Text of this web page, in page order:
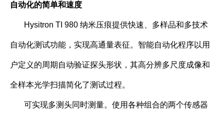
自动化的简单和速度
Hysitron TI 980 纳米压痕提供快速、多样品和多技术
自动化测试功能，实现高通量表征。智能自动化程序以用
户定义的周期自动验证探头形状，其高分辨多尺度成像和
全样本光学扫描简化了测试过程。
可实现多测头同时测量。使用各种组合的两个传感器